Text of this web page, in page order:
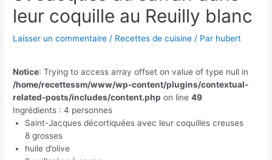
leur coquille au Reuilly blanc
Laisser un commentaire / Recettes de cuisine / Par hubert
Notice: Trying to access array offset on value of type null in
/home/recettessm/www/wp-content/plugins/contextual-
related-posts/includes/content.php on line49
Ingrédients : 4 personnes
Saint-Jacques décortiquées avec leur coquilles creuses
8 grosses
huile d’olive